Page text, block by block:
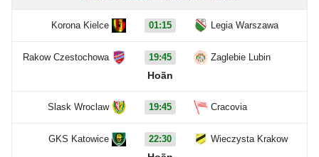
Korona Kielce 01:15 Legia Warszawa
Rakow Czestochowa 19:45
Hoãn
Zaglebie Lubin
Slask Wroclaw 19:45 Cracovia
GKS Katowice 22:30 Wieczysta Krakow